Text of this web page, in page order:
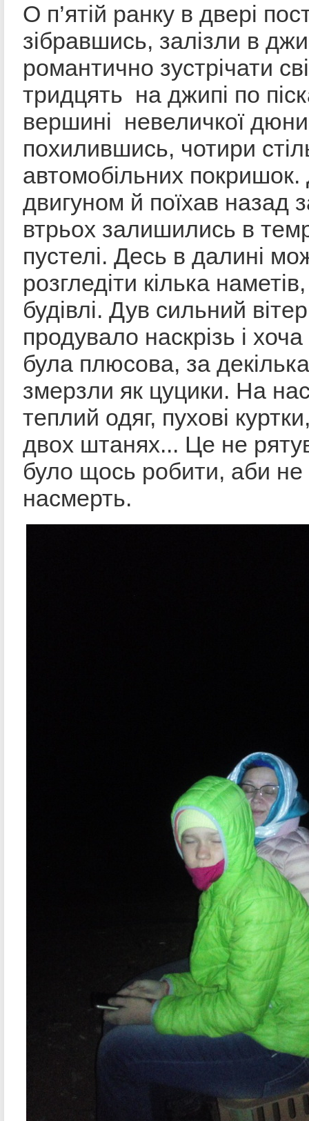
О п’ятій ранку в двері
зібравшись, залізли в
романтично зустрічати
тридцять на джипі по
вершині невеличкої
похилившись, чотири
автомобільних покришок.
двигуном й поїхав назад
втрьох залишились в
пустелі. Десь в далині
розгледіти кілька
будівлі. Дув сильний
продувало наскрізь і
була плюсова, за
змерзли як цуцики. На
теплий одяг, пухові
двох штанях... Це не
було щось робити, аби не
насмерть.